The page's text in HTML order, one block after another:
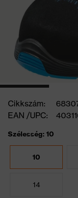
Cikkszám:
EAN /UPC:
Szélesség: 10
10
14